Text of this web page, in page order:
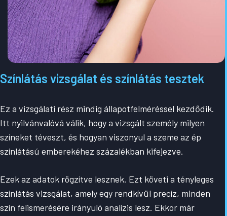
Színlátás vizsgálat és színlátás tesztek
Ez a vizsgálati rész mindig állapotfelméréssel kezdődik.
Itt nyilvánvalóvá válik, hogy a vizsgált személy milyen
színeket téveszt, és hogyan viszonyul a szeme az ép
színlátású emberekéhez százalékban kifejezve.
Ezek az adatok rögzítve lesznek. Ezt követi a tényleges
színlátás vizsgálat, amely egy rendkívül precíz, minden
szín felismerésére irányuló analízis lesz. Ekkor már